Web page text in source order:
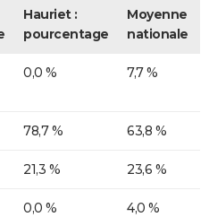
Hauriet :
pourcentage
Moyenne
nationale
0,0 % 7,7 %
78,7 % 63,8 %
21,3 % 23,6 %
0,0 % 4,0 %